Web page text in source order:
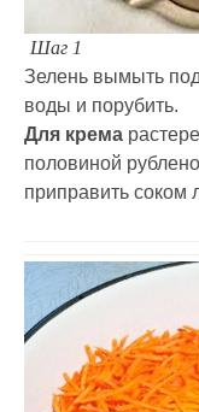
Шаг 1
Зелень вымыть
воды и порубить.
Для крема
половиной
приправить соком